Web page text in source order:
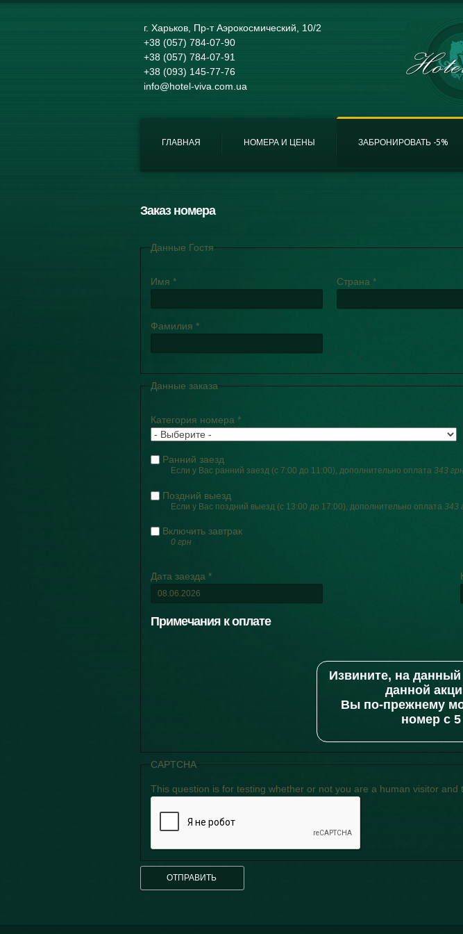
г. Харьков, Пр-т Аэрокосмический, 10/2
+38 (057) 784-07-90
+38 (057) 784-07-91
+38 (093) 145-77-76
info@hotel-viva.com.ua
ГЛАВНАЯ НОМЕРА И ЦЕНЫ ЗАБРОНИРОВАТЬ -5%
Заказ номера
Данные Гостя
Имя *
Фамилия *
Страна *
Данные заказа
Категория номера *
Ранний заезд
Если у Вас ранний заезд (с 7:00 до 11:00), дополнительно оплата 343 грн
Поздний выезд
Если у Вас поздний выезд (с 13:00 до 17:00), дополнительно оплата 343
Включить завтрак
0 грн
Дата заезда *
Примечания к оплате
Извините, на
данной
Вы по-прежнему
номер с 5
CAPTCHA
This question is for testing whether or not you are a human visitor